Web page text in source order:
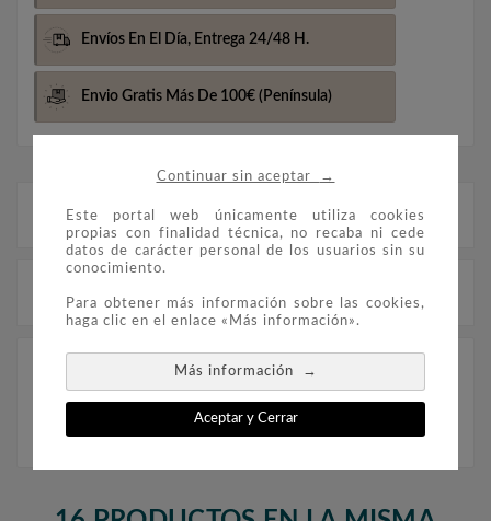
Continuar sin aceptar →
Este portal web únicamente utiliza cookies
propias con finalidad técnica, no recaba ni cede
datos de carácter personal de los usuarios sin su
conocimiento.
Para obtener más información sobre las cookies,
haga clic en el enlace «Más información».
Más información →
Aceptar y Cerrar
Envíos En El Día, Entrega 24/48 H.
Envio Gratis Más De 100€ (Península)
Descripción
FILOBER ESPAÑA Etiquetas ATM 2023 sin
estuches